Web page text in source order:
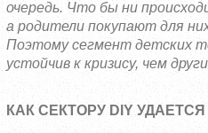
очередь. Что бы ни
а родители покупают для
Поэтому сегмент детских
устойчив к кризису, чем
КАК СЕКТОРУ DIY